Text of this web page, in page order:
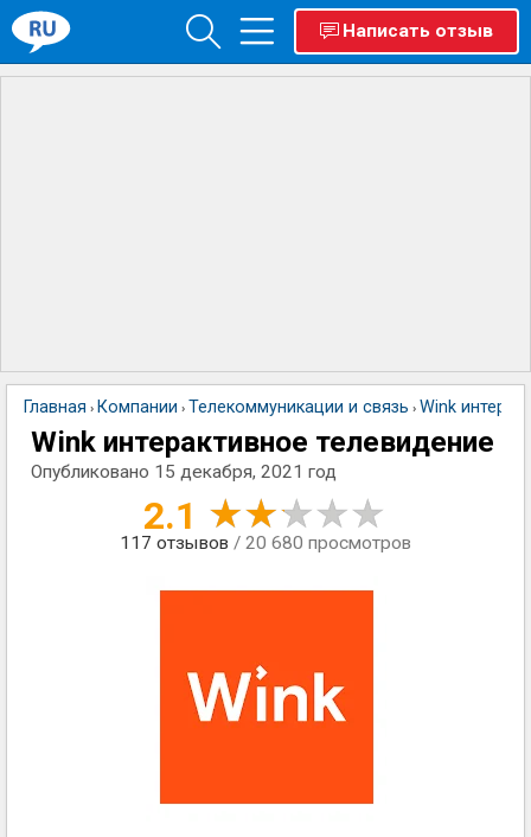
Написать отзыв
Главная › Компании › Телекоммуникации и связь › Wink
Wink интерактивное телевидение
Опубликовано 15 декабря, 2021 год
2.1
117 отзывов / 20 680 просмотров